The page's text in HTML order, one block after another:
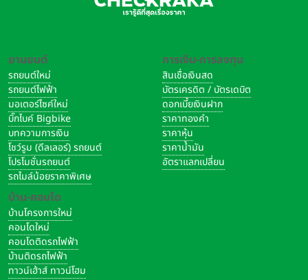
ยานยนต์
รถยนต์ใหม่
รถยนต์ไฟฟ้า
มอเตอร์ไซค์ใหม่
บิ๊กไบค์ Bigbike
บทความการเงิน
โชว์รูม (ดีลเลอร์) รถยนต์
โปรโมชั่นรถยนต์
รถไมล์น้อยราคาพิเศษ
บ้าน-คอนโด
บ้านโครงการใหม่
คอนโดใหม่
คอนโดติดรถไฟฟ้า
บ้านติดรถไฟฟ้า
ทาวน์เฮ้าส์ ทาวน์โฮม
การเงิน-การลงทุน
สินเชื่อเงินสด
บัตรเครดิต / บัตรเดบิต
ดอกเบี้ยเงินฝาก
ราคาทองคำ
ราคาหุ้น
ราคาน้ำมัน
อัตราแลกเปลี่ยน